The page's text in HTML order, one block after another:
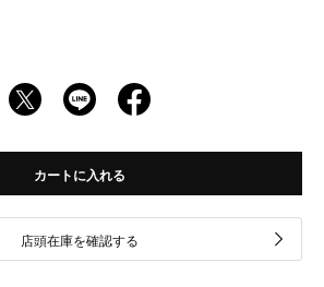
カートに入れる
店頭在庫を確認する